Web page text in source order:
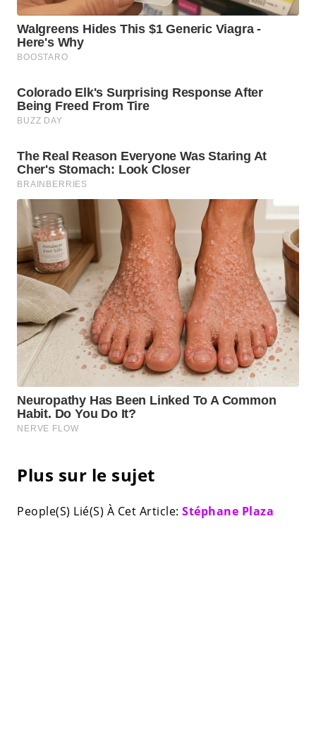
Plus sur le sujet
People(S) Lié(S) À Cet Article: Stéphane Plaza